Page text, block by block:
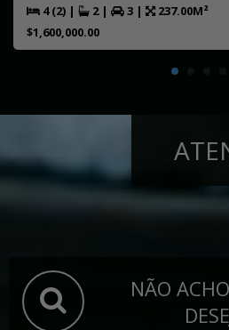
4 (2) | 2 | 3 |
237.00M²
$1,600,000.00
NÃO